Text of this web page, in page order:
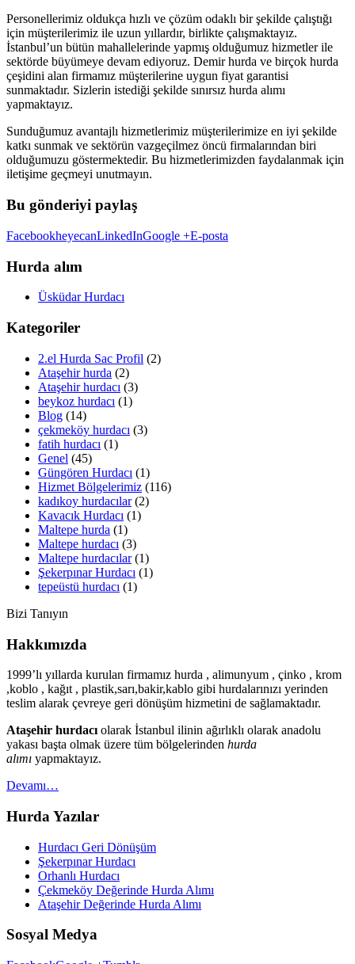
Personellerimiz oldukça hızlı ve çözüm odaklı bir şekilde çalıştığı
için müşterilerimiz ile uzun yıllardır, birlikte çalışmaktayız.
İstanbul’un bütün mahallelerinde yapmış olduğumuz hizmetler ile
sektörde büyümeye devam ediyoruz. Demir hurda ve birçok hurda
çeşidini alan firmamız müşterilerine uygun fiyat garantisi
sunmaktadır. Sizlerin istediği şekilde sınırsız hurda alımı
yapmaktayız.
Sunduğumuz avantajlı hizmetlerimiz müşterilerimize en iyi şekilde
katkı sunmak ve sektörün vazgeçilmez öncü firmalarından biri
olduğumuzu göstermektedir. Bu hizmetlerimizden faydalanmak için
iletişime geçmeyi unutmayın.
Bu gönderiyi paylaş
FacebookheyecanLinkedInGoogle +E-posta
Hurda alım
Üsküdar Hurdacı
Kategoriler
2.el Hurda Sac Profil (2)
Ataşehir hurda (2)
Ataşehir hurdacı (3)
beykoz hurdacı (1)
Blog (14)
çekmeköy hurdacı (3)
fatih hurdacı (1)
Genel (45)
Güngören Hurdacı (1)
Hizmet Bölgelerimiz (116)
kadıkoy hurdacılar(2)
Kavacık Hurdacı (1)
Maltepe hurda (1)
Maltepe hurdacı (3)
Maltepe hurdacılar(1)
Şekerpınar Hurdacı (1)
tepeüstü hurdacı (1)
Bizi Tanıyın
Hakkımızda
1999’lı yıllarda kurulan firmamız hurda , alimunyum , çinko , krom
,koblo , kağıt , plastik,sarı,bakir,kablo gibi hurdalarınızı yerinden
teslim alarak çevreye geri dönüşüm hizmetini de sağlamaktadır.
Ataşehir hurdacı olarak İstanbul ilinin ağırlıklı olarak anadolu
yakası başta olmak üzere tüm bölgelerinden hurda
alımı yapmaktayız.
Devamı…
Hurda Yazılar
Hurdacı Geri Dönüşüm
Şekerpınar Hurdacı
Orhanlı Hurdacı
Çekmeköy Değerinde Hurda Alımı
Ataşehir Değerinde Hurda Alımı
Sosyal Medya